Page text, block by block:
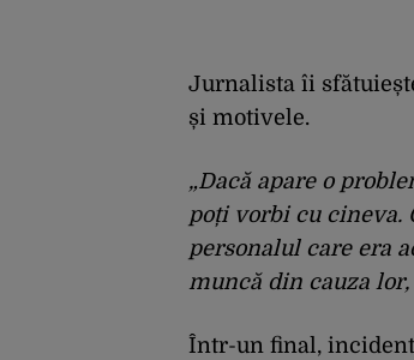
Jurnalista îi
și motivele.
„Dacă apare o
poți vorbi cu cineva.
personalul care era
muncă din cauza lor,
Într-un final,